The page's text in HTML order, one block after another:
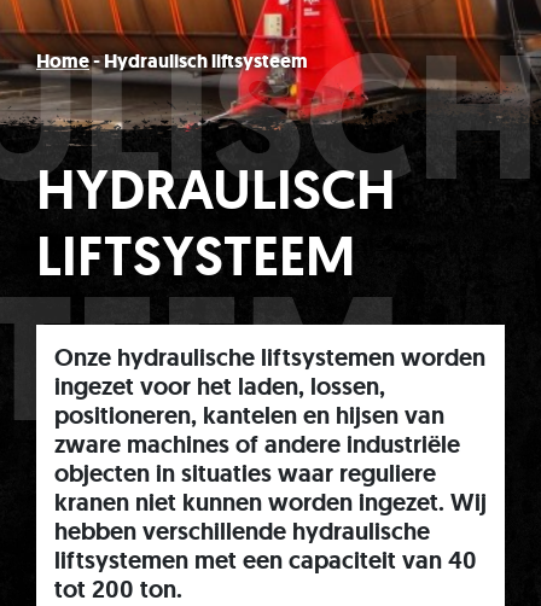
Home-Hydraulisch liftsysteem
HYDRAULISCH
LIFTSYSTEEM
Onze hydraulische liftsystemen worden
ingezet voor het laden, lossen,
positioneren, kantelen en hijsen van
zware machines of andere industriële
objecten in situaties waar reguliere
kranen niet kunnen worden ingezet. Wij
hebben verschillende hydraulische
liftsystemen met een capaciteit van 40
tot 200 ton.